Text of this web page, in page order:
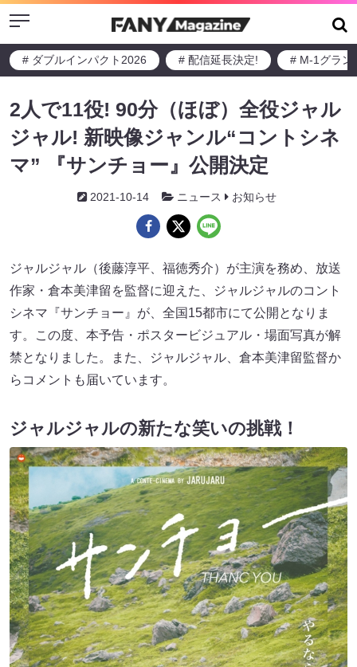
Menu
# ダブルインパクト2026 # 配信延長決定! # M-1グラン
2人で11役! 90分（ほぼ）全役ジャル
ジャル! 新映像ジャンル“コントシネ
マ” 『サンチョー』公開決定
2021-10-14 ニュース お知らせ
ジャルジャル（後藤淳平、福徳秀介）が主演を務め、放送
作家・倉本美津留を監督に迎えた、ジャルジャルのコント
シネマ『サンチョー』が、全国15都市にて公開となりま
す。この度、本予告・ポスタービジュアル・場面写真が解
禁となりました。また、ジャルジャル、倉本美津留監督か
らコメントも届いています。
ジャルジャルの新たな笑いの挑戦！